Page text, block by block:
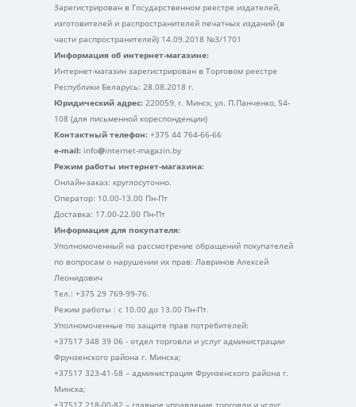
Зарегистрирован в Государственном реестре издателей,
изготовителей и распространителей печатных изданий (в
части распространителей) 14.09.2018 №3/1701
Информация об интернет-магазине:
Интернет-магазин зарегистрирован в Торговом реестре
Республики Беларусь: 28.08.2018 г.
Юридический адрес: 220059, г. Минск, ул. П.Панченко, 54-
108 (для письменной кореспонденции)
Контактный телефон: +375 44 764-66-66
e-mail: info@internet-magazin.by
Режим работы интернет-магазина:
Онлайн-заказ: круглосуточно.
Оператор: 10.00-13.00 Пн-Пт
Доставка: 17.00-22.00 Пн-Пт
Информация для покупателя:
Уполномоченный на рассмотрение обращений покупателей
по вопросам о нарушении их прав: Лавринов Алексей
Леонидович
Тел.: +375 29 769-99-76.
Режим работы : с 10.00 до 13.00 Пн-Пт.
Уполномоченные по защите прав потребителей:
+37517 348 39 06 - отдел торговли и услуг администрации
Фрунзенского района г. Минска;
+37517 323-41-58 – администрация Фрунзенского района г.
Минска;
+37517 218-00-82 – главное управление торговли и услуг